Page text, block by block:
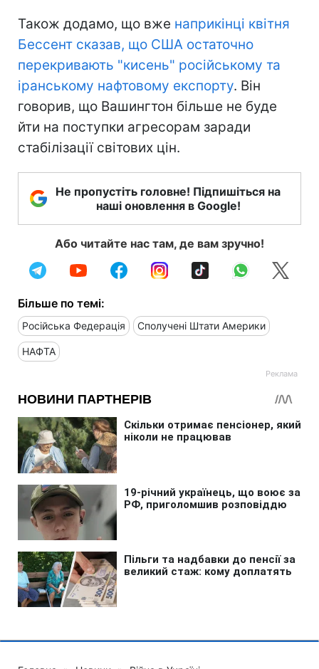
Також додамо, що вже наприкінці квітня
Бессент сказав, що США остаточно
перекривають "кисень" російському та
іранському нафтовому експорту. Він
говорив, що Вашингтон більше не буде
йти на поступки агресорам заради
стабілізації світових цін.
Не пропустіть головне! Підпишіться на
наші оновлення в Google!
Або читайте нас там, де вам зручно!
Більше по темі:
Російська Федерація Сполучені Штати Америки
НАФТА